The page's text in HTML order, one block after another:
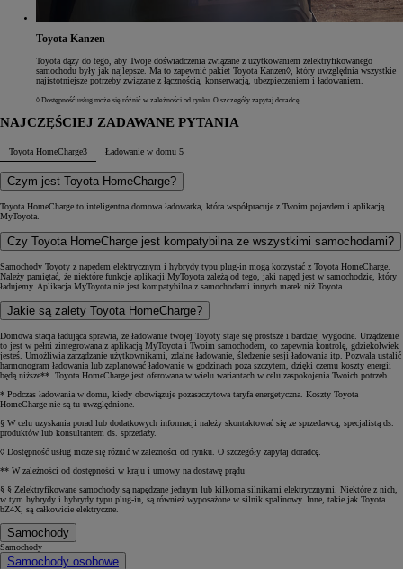
Toyota Kanzen
Toyota dąży do tego, aby Twoje doświadczenia związane z użytkowaniem zelektryfikowanego
samochodu były jak najlepsze. Ma to zapewnić pakiet Toyota Kanzen◊, który uwzględnia wszystkie
najistotniejsze potrzeby związane z łącznością, konserwacją, ubezpieczeniem i ładowaniem.
◊ Dostępność usług może się różnić w zależności od rynku. O szczegóły zapytaj doradcę.
NAJCZĘŚCIEJ ZADAWANE PYTANIA
Toyota HomeCharge3 Ładowanie w domu 5
Czym jest Toyota HomeCharge?
Toyota HomeCharge to inteligentna domowa ładowarka, która współpracuje z Twoim pojazdem i aplikacją
MyToyota.
Czy Toyota HomeCharge jest kompatybilna ze wszystkimi samochodami?
Samochody Toyoty z napędem elektrycznym i hybrydy typu plug-in mogą korzystać z Toyota HomeCharge.
Należy pamiętać, że niektóre funkcje aplikacji MyToyota zależą od tego, jaki napęd jest w samochodzie, który
ładujemy. Aplikacja MyToyota nie jest kompatybilna z samochodami innych marek niż Toyota.
Jakie są zalety Toyota HomeCharge?
Domowa stacja ładująca sprawia, że ładowanie twojej Toyoty staje się prostsze i bardziej wygodne. Urządzenie
to jest w pełni zintegrowana z aplikacją MyToyota i Twoim samochodem, co zapewnia kontrolę, gdziekolwiek
jesteś. Umożliwia zarządzanie użytkownikami, zdalne ładowanie, śledzenie sesji ładowania itp. Pozwala ustalić
harmonogram ładowania lub zaplanować ładowanie w godzinach poza szczytem, dzięki czemu koszty energii
będą niższe**. Toyota HomeCharge jest oferowana w wielu wariantach w celu zaspokojenia Twoich potrzeb.
* Podczas ładowania w domu, kiedy obowiązuje pozaszczytowa taryfa energetyczna. Koszty Toyota
HomeCharge nie są tu uwzględnione.
§ W celu uzyskania porad lub dodatkowych informacji należy skontaktować się ze sprzedawcą, specjalistą ds.
produktów lub konsultantem ds. sprzedaży.
◊ Dostępność usług może się różnić w zależności od rynku. O szczegóły zapytaj doradcę.
** W zależności od dostępności w kraju i umowy na dostawę prądu
§ § Zelektryfikowane samochody są napędzane jednym lub kilkoma silnikami elektrycznymi. Niektóre z nich,
w tym hybrydy i hybrydy typu plug-in, są również wyposażone w silnik spalinowy. Inne, takie jak Toyota
bZ4X, są całkowicie elektryczne.
Samochody
Samochody
Samochody osobowe